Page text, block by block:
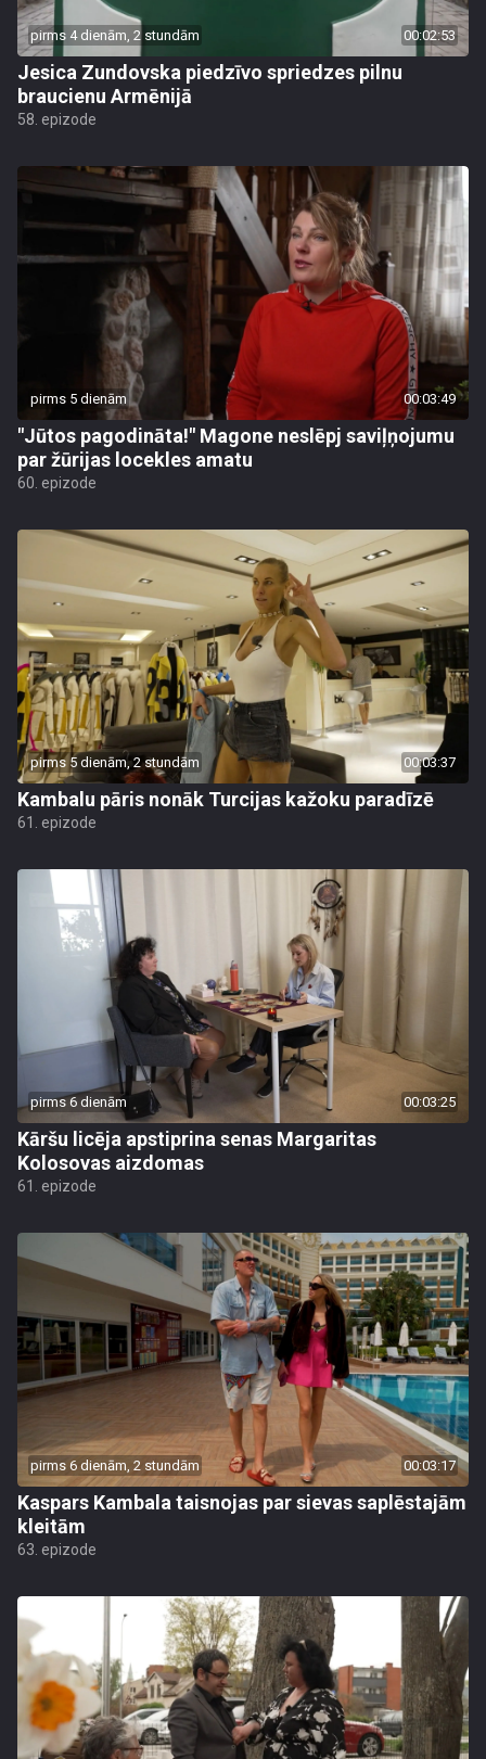
pirms 4 dienām, 2 stundām 00:02:53
Jesica Zundovska piedzīvo spriedzes pilnu
braucienu Armēnijā
58. epizode
pirms 5 dienām 00:03:49
"Jūtos pagodināta!" Magone neslēpj saviļņojumu
par žūrijas locekles amatu
60. epizode
pirms 5 dienām, 2 stundām 00:03:37
Kambalu pāris nonāk Turcijas kažoku paradīzē
61. epizode
pirms 6 dienām 00:03:25
Kāršu licēja apstiprina senas Margaritas
Kolosovas aizdomas
61. epizode
pirms 6 dienām, 2 stundām 00:03:17
Kaspars Kambala taisnojas par sievas saplēstajām
kleitām
63. epizode